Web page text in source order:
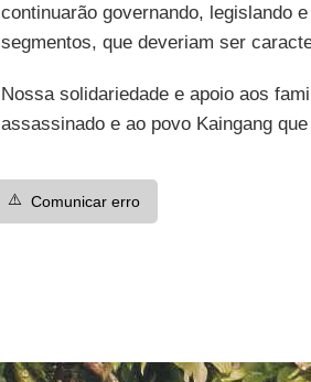
continuarão governando, legislando
segmentos, que deveriam ser
Nossa solidariedade e apoio aos
assassinado e ao povo Kaingang
⚠️ Comunicar erro